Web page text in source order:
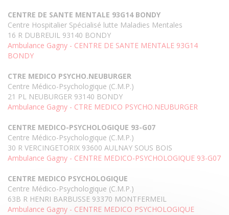
CENTRE DE SANTE MENTALE 93G14 BONDY
Centre Hospitalier Spécialisé lutte Maladies Mentales
16 R DUBREUIL 93140 BONDY
Ambulance Gagny - CENTRE DE SANTE MENTALE 93G14
BONDY
CTRE MEDICO PSYCHO.NEUBURGER
Centre Médico-Psychologique (C.M.P.)
21 PL NEUBURGER 93140 BONDY
Ambulance Gagny - CTRE MEDICO PSYCHO.NEUBURGER
CENTRE MEDICO-PSYCHOLOGIQUE 93-G07
Centre Médico-Psychologique (C.M.P.)
30 R VERCINGETORIX 93600 AULNAY SOUS BOIS
Ambulance Gagny - CENTRE MEDICO-PSYCHOLOGIQUE 93-G07
CENTRE MEDICO PSYCHOLOGIQUE
Centre Médico-Psychologique (C.M.P.)
63B R HENRI BARBUSSE 93370 MONTFERMEIL
Ambulance Gagny - CENTRE MEDICO PSYCHOLOGIQUE